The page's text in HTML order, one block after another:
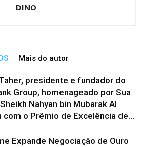
DINO
Mais do autor
presidente e fundador do
Group, homenageado por Sua
Nahyan bin Mubarak Al
com o Prêmio de Excelência de...
Expande Negociação de Ouro